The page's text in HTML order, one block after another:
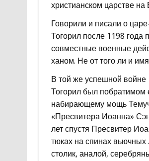
христианском царстве на
Говорили и писали о
Тогорил после 1198 года
совместные военные
ханом. Не от того ли и
В той же успешной войне
Тогорил был побратимом
набирающему мощь
«Пресвитера Иоанна»
лет спустя Пресвитер
тюках на спинах
столик, аналой,